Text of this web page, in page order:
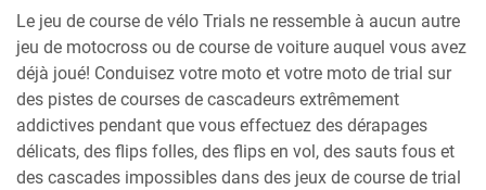
Le jeu de course de vélo Trials ne ressemble à aucun autre
jeu de motocross ou de course de voiture auquel vous avez
déjà joué! Conduisez votre moto et votre moto de trial sur
des pistes de courses de cascadeurs extrêmement
addictives pendant que vous effectuez des dérapages
délicats, des flips folles, des flips en vol, des sauts fous et
des cascades impossibles dans des jeux de course de trial